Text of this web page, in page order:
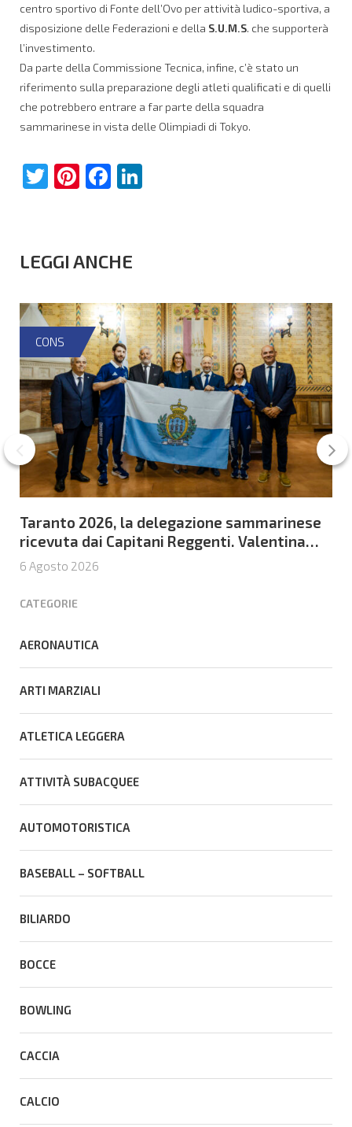
centro sportivo di Fonte dell’Ovo per attività ludico-sportiva, a
disposizione delle Federazioni e della S.U.M.S. che supporterà
l’investimento.
Da parte della Commissione Tecnica, infine, c’è stato un
riferimento sulla preparazione degli atleti qualificati e di quelli
che potrebbero entrare a far parte della squadra
sammarinese in vista delle Olimpiadi di Tokyo.
Twitter
Pinterest
Facebook
LEGGI ANCHE
CONS
Taranto 2026, la delegazione sammarinese
ricevuta dai Capitani Reggenti. Valentina
Venerucci e Jacopo Frisoni i due
portabandiera
6 Agosto 2026
CATEGORIE
AERONAUTICA
ARTI MARZIALI
ATLETICA LEGGERA
ATTIVITÀ SUBACQUEE
AUTOMOTORISTICA
BASEBALL – SOFTBALL
BILIARDO
BOCCE
BOWLING
CACCIA
CALCIO